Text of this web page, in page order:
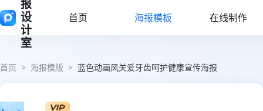
报
设
计
室
首页 海报模板 在线制作
首页 > 海报模版 > 蓝色动画风关爱牙齿呵护健康宣传海报